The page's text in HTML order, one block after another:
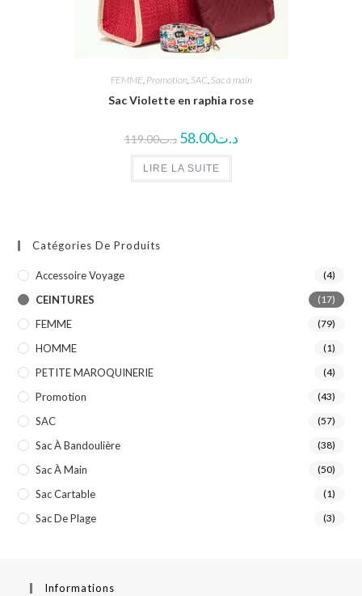
FEMME, Promotion, SAC Sac à main
Sac Violette en raphia rose
د.ت119.00 د.ت58.00
LIRE LA SUITE
Catégories De Produits
Accessoire Voyage (4)
CEINTURES (17)
FEMME (79)
HOMME (1)
PETITE MAROQUINERIE (4)
Promotion (43)
SAC (57)
Sac À Bandoulière (38)
Sac À Main (50)
Sac Cartable (1)
Sac De Plage (3)
Informations